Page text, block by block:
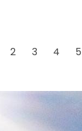
2 3 4 5